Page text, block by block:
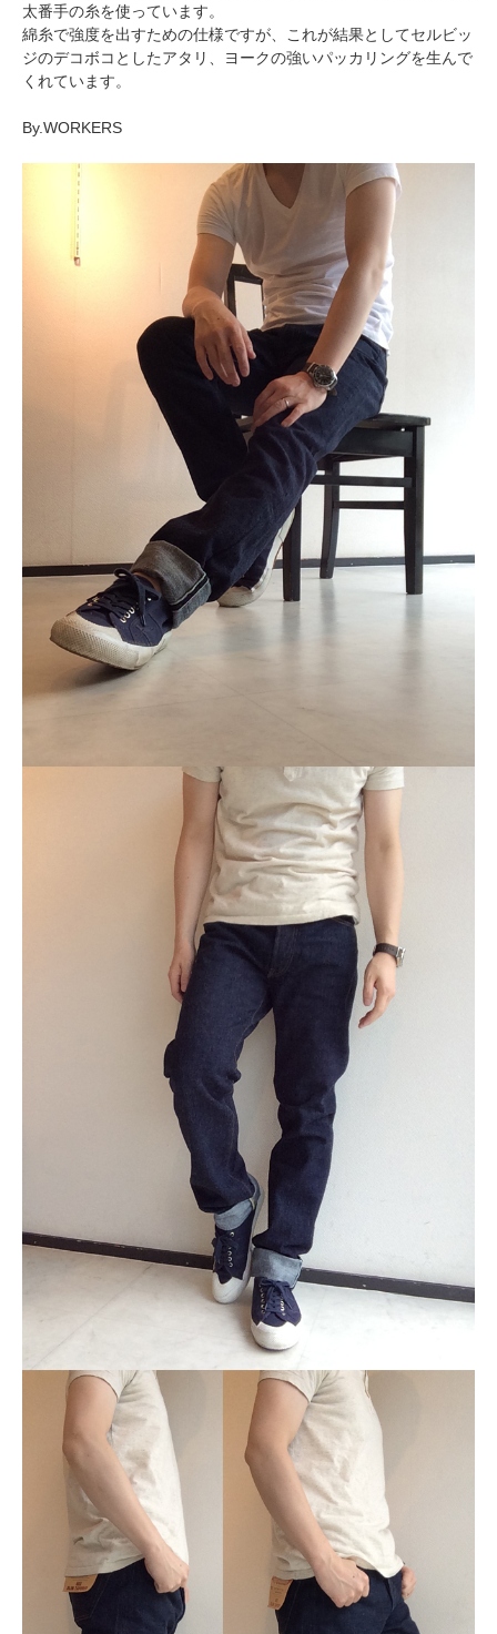
太番手の糸を使っています。
綿糸で強度を出すための仕様ですが、これが結果としてセルビッ
ジのデコボコとしたアタリ、ヨークの強いパッカリングを生んで
くれています。
By.WORKERS